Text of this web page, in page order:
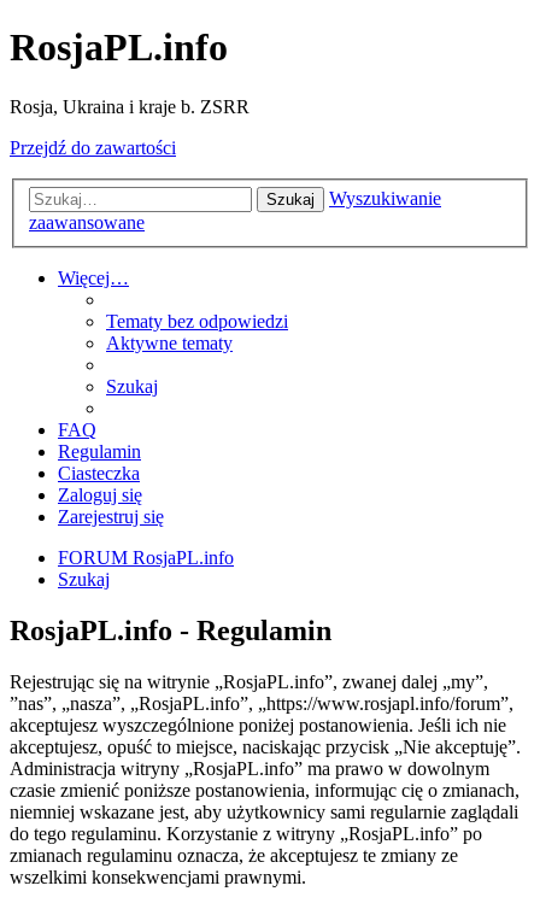
RosjaPL.info
Rosja, Ukraina i kraje b. ZSRR
Przejdź do zawartości
Szukaj
Wyszukiwanie
zaawansowane
Więcej…
Tematy bez odpowiedzi
Aktywne tematy
Szukaj
FAQ
Regulamin
Ciasteczka
Zaloguj się
Zarejestruj się
FORUM RosjaPL.info
Szukaj
RosjaPL.info - Regulamin
Rejestrując się na witrynie „RosjaPL.info”, zwanej dalej „my”,
”nas”, „nasza”, „RosjaPL.info”, „https://www.rosjapl.info/forum”,
akceptujesz wyszczególnione poniżej postanowienia. Jeśli ich nie
akceptujesz, opuść to miejsce, naciskając przycisk „Nie akceptuję”.
Administracja witryny „RosjaPL.info” ma prawo w dowolnym
czasie zmienić poniższe postanowienia, informując cię o zmianach,
niemniej wskazane jest, aby użytkownicy sami regularnie zaglądali
do tego regulaminu. Korzystanie z witryny „RosjaPL.info” po
zmianach regulaminu oznacza, że akceptujesz te zmiany ze
wszelkimi konsekwencjami prawnymi.